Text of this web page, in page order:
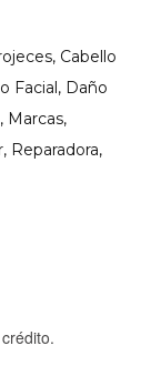
, Cabello
Facial, Daño
, Marcas,
, Reparadora,